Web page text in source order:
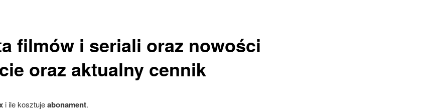
filmów i seriali oraz nowości
oraz aktualny cennik
i ile kosztujeabonament.